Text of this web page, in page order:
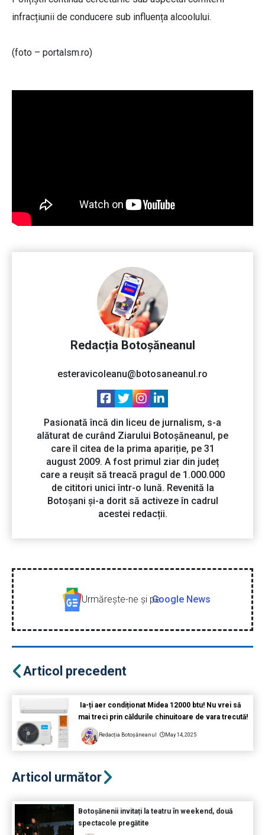
infracțiunii de conducere sub influența alcoolului.
(foto – portalsm.ro)
Redacția Botoșăneanul
esteravicoleanu@botosaneanul.ro
Pasionată încă din liceu de jurnalism, s-a
alăturat de curând Ziarului Botoșăneanul, pe
care îl citea de la prima apariție, pe 31
august 2009. A fost primul ziar din județ
care a reușit să treacă pragul de 1.000.000
de cititori unici într-o lună. Revenită la
Botoșani și-a dorit să activeze în cadrul
acestei redacții.
Urmăreşte-ne şi peGoogle News
Articol precedent
Ia-ți aer condiționat Midea 12000 btu! Nu vrei să
mai treci prin căldurile chinuitoare de vara trecută!
Redacția Botoșăneanul May 14, 2025
Articol următor
Botoșănenii invitați la teatru în weekend, două
spectacole pregătite